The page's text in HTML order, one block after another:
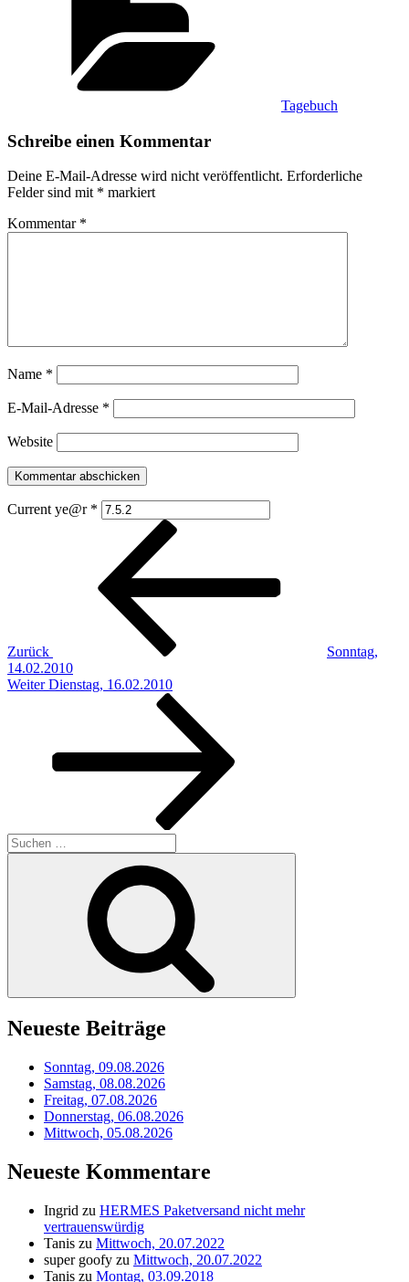
Tagebuch
Schreibe einen Kommentar
Deine E-Mail-Adresse wird nicht veröffentlicht. Erforderliche
Felder sind mit * markiert
Kommentar *
Name *
E-Mail-Adresse *
Website
Current ye@r *
Beitragsnavigation
Zurück
Sonntag,
14.02.2010
Nächster
Weiter Dienstag, 16.02.2010
Suchen
nach:
Neueste Beiträge
Sonntag, 09.08.2026
Samstag, 08.08.2026
Freitag, 07.08.2026
Donnerstag, 06.08.2026
Mittwoch, 05.08.2026
Neueste Kommentare
Ingrid zu HERMES Paketversand nicht mehr
vertrauenswürdig
Tanis zu Mittwoch, 20.07.2022
super goofy zu Mittwoch, 20.07.2022
Tanis zu Montag, 03.09.2018